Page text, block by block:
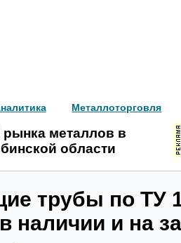
Металлоторговля
металлов в
области
трубы по ТУ
наличии и на